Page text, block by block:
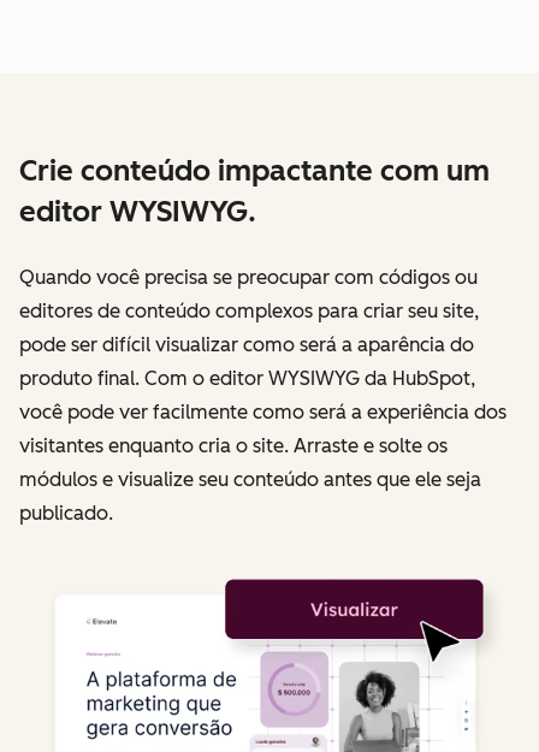
Crie conteúdo impactante com um
editor WYSIWYG.
Quando você precisa se preocupar com códigos ou
editores de conteúdo complexos para criar seu site,
pode ser difícil visualizar como será a aparência do
produto final. Com o editor WYSIWYG da HubSpot,
você pode ver facilmente como será a experiência dos
visitantes enquanto cria o site. Arraste e solte os
módulos e visualize seu conteúdo antes que ele seja
publicado.